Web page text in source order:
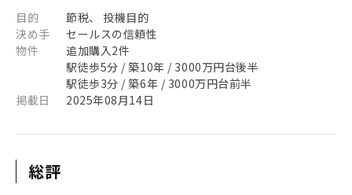
目的
節税、 投機目的
決め手
セールスの信頼性
物件
追加購入2件
駅徒歩5分 / 築10年 / 3000万円台後半
駅徒歩3分 / 築6年 / 3000万円台前半
掲載日
2025年08月14日
総評